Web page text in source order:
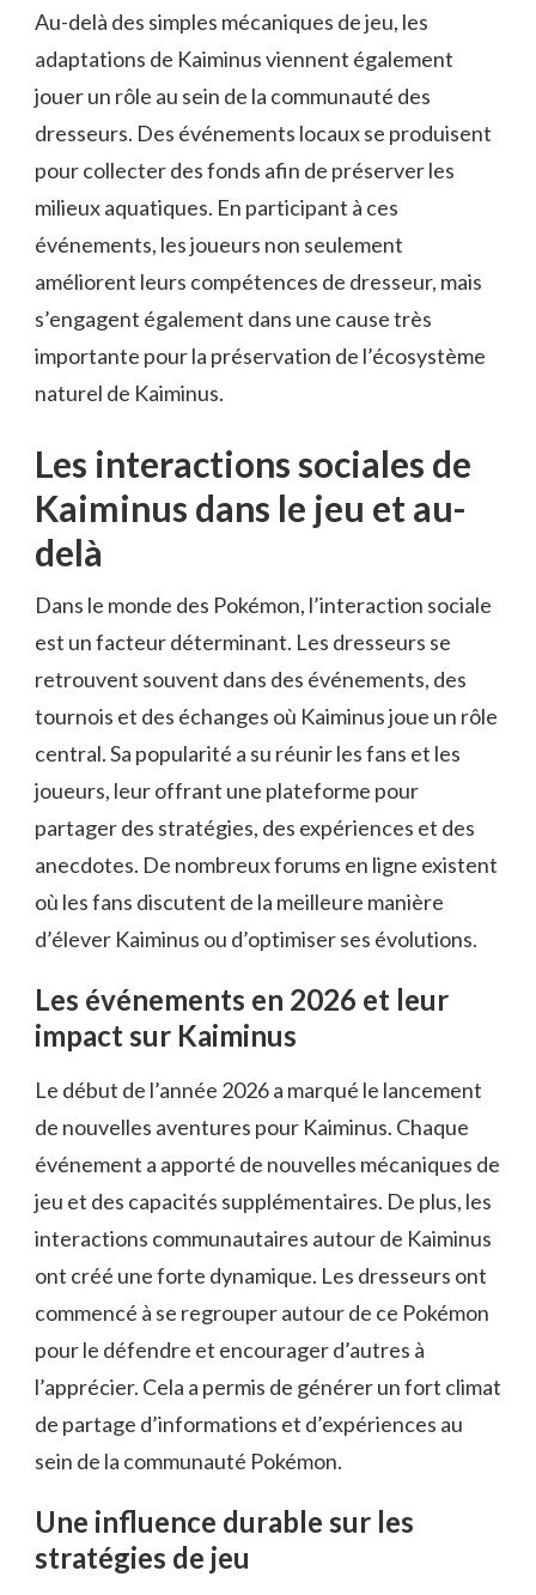
Au-delà des simples mécaniques de jeu, les
adaptations de Kaiminus viennent également
jouer un rôle au sein de la communauté des
dresseurs. Des événements locaux se produisent
pour collecter des fonds afin de préserver les
milieux aquatiques. En participant à ces
événements, les joueurs non seulement
améliorent leurs compétences de dresseur, mais
s’engagent également dans une cause très
importante pour la préservation de l’écosystème
naturel de Kaiminus.
Les interactions sociales de
Kaiminus dans le jeu et au-
delà
Dans le monde des Pokémon, l’interaction sociale
est un facteur déterminant. Les dresseurs se
retrouvent souvent dans des événements, des
tournois et des échanges où Kaiminus joue un rôle
central. Sa popularité a su réunir les fans et les
joueurs, leur offrant une plateforme pour
partager des stratégies, des expériences et des
anecdotes. De nombreux forums en ligne existent
où les fans discutent de la meilleure manière
d’élever Kaiminus ou d’optimiser ses évolutions.
Les événements en 2026 et leur
impact sur Kaiminus
Le début de l’année 2026 a marqué le lancement
de nouvelles aventures pour Kaiminus. Chaque
événement a apporté de nouvelles mécaniques de
jeu et des capacités supplémentaires. De plus, les
interactions communautaires autour de Kaiminus
ont créé une forte dynamique. Les dresseurs ont
commencé à se regrouper autour de ce Pokémon
pour le défendre et encourager d’autres à
l’apprécier. Cela a permis de générer un fort climat
de partage d’informations et d’expériences au
sein de la communauté Pokémon.
Une influence durable sur les
stratégies de jeu